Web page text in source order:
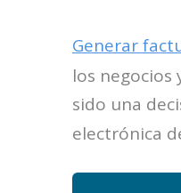
Generar
los
sido una
electrónica